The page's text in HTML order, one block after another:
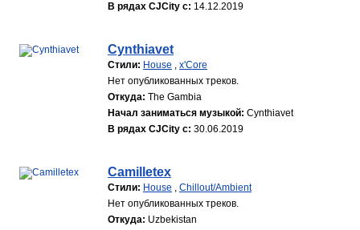
В рядах CJCity с: 14.12.2019
Cynthiavet
Стили: House , x'Core
Нет опубликованных треков.
Откуда: The Gambia
Начал заниматься музыкой: Cynthiavet
В рядах CJCity с: 30.06.2019
Camilletex
Стили: House , Chillout/Ambient
Нет опубликованных треков.
Откуда: Uzbekistan